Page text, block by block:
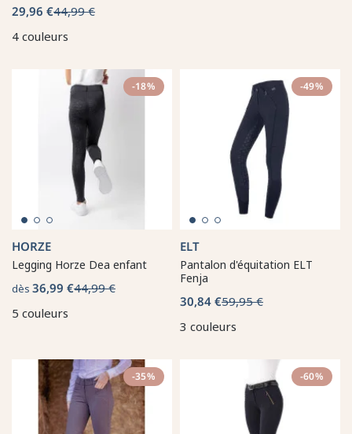
29,96 €44,99 €
4 couleurs
-18%
HORZE
Legging Horze Dea enfant
dès 36,99 €44,99 €
5 couleurs
-49%
ELT
Pantalon d'équitation ELT
Fenja
30,84 €59,95 €
3 couleurs
-35% -60%